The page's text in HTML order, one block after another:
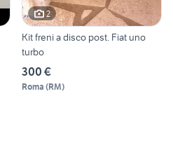
2
Kit freni a disco post. Fiat uno
turbo
300 €
Roma (RM)